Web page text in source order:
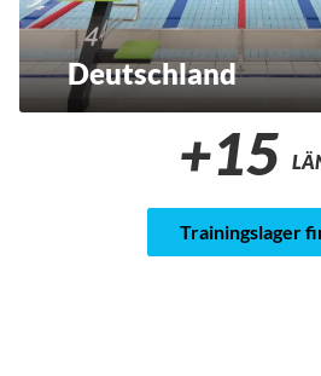
Deutschland
+15
Trainingslager